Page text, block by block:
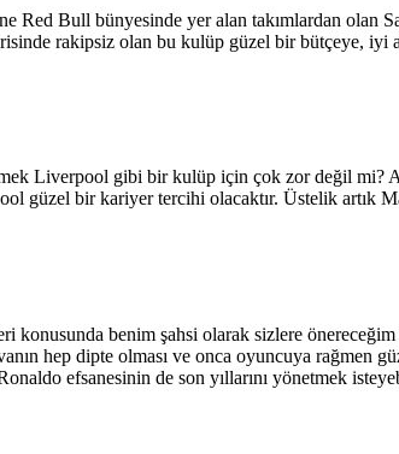
Red Bull bünyesinde yer alan takımlardan olan
rakipsiz olan bu kulüp güzel bir bütçeye,
Liverpool gibi bir kulüp için çok zor değil mi?
güzel bir kariyer tercihi olacaktır. Üstelik artık
konusunda benim şahsi olarak sizlere
hep dipte olması ve onca oyuncuya rağmen
efsanesinin de son yıllarını yönetmek